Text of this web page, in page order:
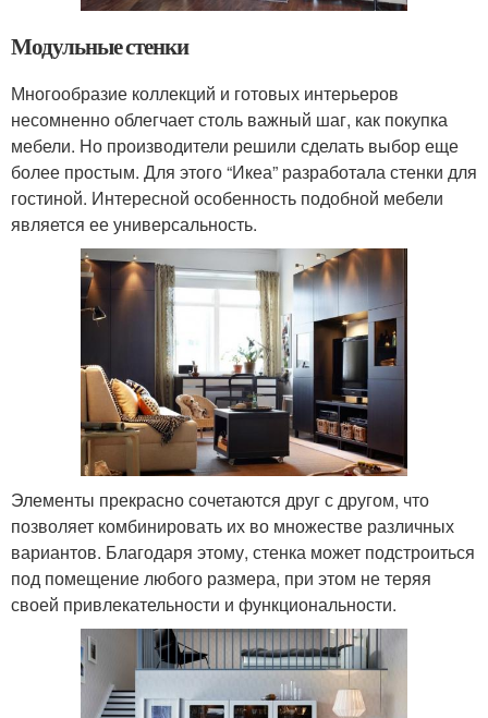
Модульные стенки
Многообразие коллекций и готовых интерьеров
несомненно облегчает столь важный шаг, как покупка
мебели. Но производители решили сделать выбор еще
более простым. Для этого “Икеа” разработала стенки для
гостиной. Интересной особенность подобной мебели
является ее универсальность.
Элементы прекрасно сочетаются друг с другом, что
позволяет комбинировать их во множестве различных
вариантов. Благодаря этому, стенка может подстроиться
под помещение любого размера, при этом не теряя
своей привлекательности и функциональности.